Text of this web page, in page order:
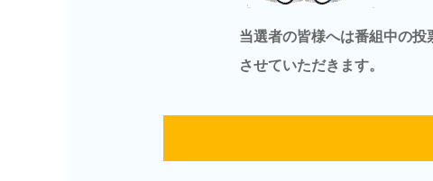
当選者の皆様へは番組中の
させていただきます。